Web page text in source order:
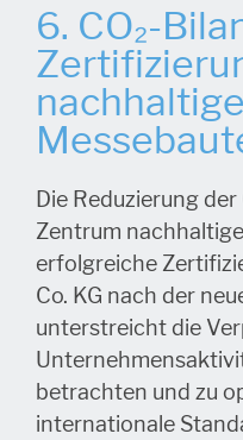
6. CO₂-
Die Reduzierung
Zentrum
erfolgreiche
Co. KG nach der
unterstreicht die
betrachten und zu
internationale